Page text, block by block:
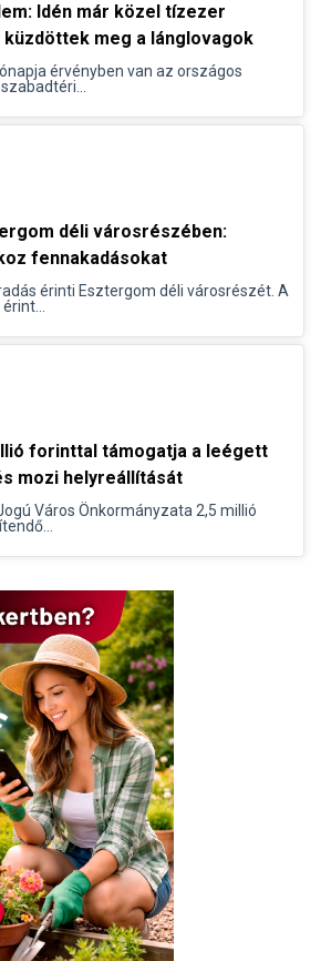
Idén már közel tízezer
meg a lánglovagok
érvényben van az országos
déli városrészében:
fennakadásokat
érinti Esztergom déli városrészét. A
forinttal támogatja a leégett
mozi helyreállítását
Város Önkormányzata 2,5 millió